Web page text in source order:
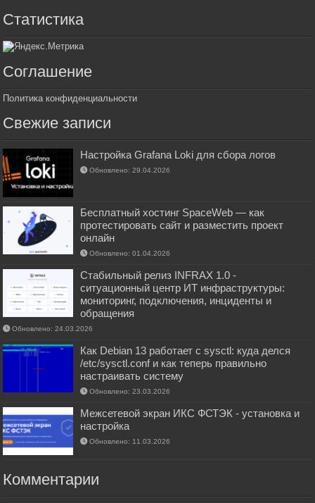
Статистика
Соглашение
Политика конфиденциальности
Свежие записи
Настройка Grafana Loki для сбора логов
Обновлено: 29.04.2026
Бесплатный хостинг SpaceWeb — как
протестировать сайт и разместить проект
онлайн
Обновлено: 01.04.2026
Стабильный релиз INFRAX 1.0 -
ситуационный центр ИТ инфраструктуры:
мониторинг, подключения, инциденты и
обращения
Обновлено: 24.03.2026
Как Debian 13 работает с sysctl: куда делся
/etc/sysctl.conf и как теперь правильно
настраивать систему
Обновлено: 23.03.2026
Межсетевой экран ИКС ФСТЭК - установка и
настройка
Обновлено: 11.03.2026
Комментарии